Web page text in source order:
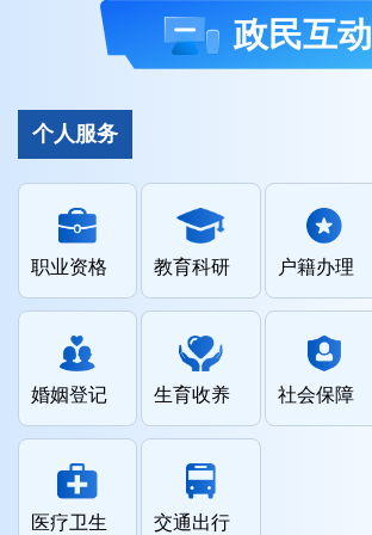
政民互动
个人服务
职业资格 教育科研 户籍办理
婚姻登记 生育收养 社会保障
医疗卫生 交通出行